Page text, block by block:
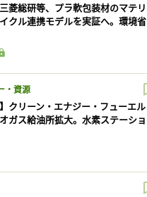
三菱総研等、プラ軟包装材のマテリ
クル連携モデルを実証へ。環境省
・資源
】クリーン・エナジー・フューエル
ガス給油所拡大。水素ステーショ